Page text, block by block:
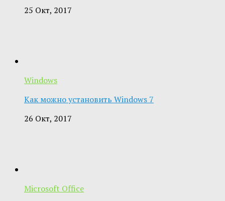
25 Окт, 2017
Windows
Как можно установить Windows 7
26 Окт, 2017
Microsoft Office